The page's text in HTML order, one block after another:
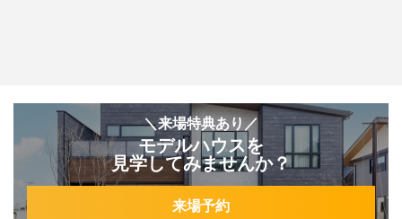
＼来場特典あり／
モデルハウスを
見学してみませんか？
来場予約